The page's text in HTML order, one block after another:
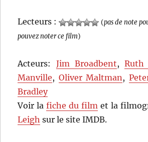
Lecteurs : (pas de note
pouvez noter ce film)
Acteurs: Jim Broadbent,Ruth
Manville, Oliver Maltman,
Bradley
Voir lafiche du film et la
Leigh sur le site IMDB.